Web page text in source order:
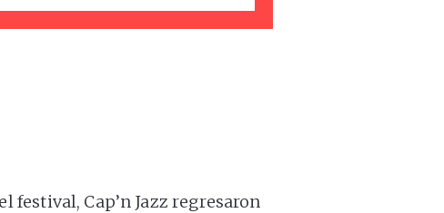
festival, Cap’n Jazz regresaron